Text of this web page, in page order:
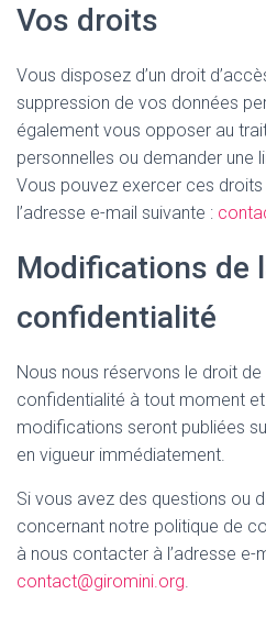
Vos droits
Vous disposez d’un droit
suppression de vos données
également vous opposer au
personnelles ou demander une
Vous pouvez exercer ces
l’adresse e-mail suivante :
Modifications de
confidentialité
Nous nous réservons le droit
confidentialité à tout moment
modifications seront publiées
en vigueur immédiatement.
Si vous avez des questions ou
concernant notre politique de
à nous contacter à l’adresse e-
contact@giromini.org.